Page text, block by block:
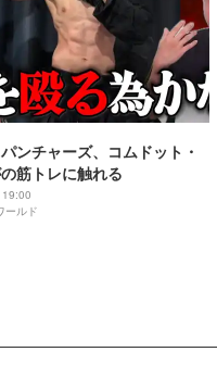
ンチャーズ、コムドット・
筋トレに触れる
ールド